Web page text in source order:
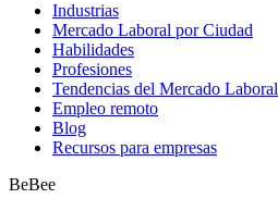
Industrias
Mercado Laboral por Ciudad
Habilidades
Profesiones
Tendencias del Mercado Laboral
Empleo remoto
Blog
Recursos para empresas
BeBee